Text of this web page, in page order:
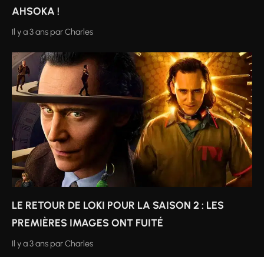
AHSOKA !
Il y a 3 ans parCharles
LE RETOUR DE LOKI POUR LA SAISON 2 : LES
PREMIÈRES IMAGES ONT FUITÉ
Il y a 3 ans parCharles